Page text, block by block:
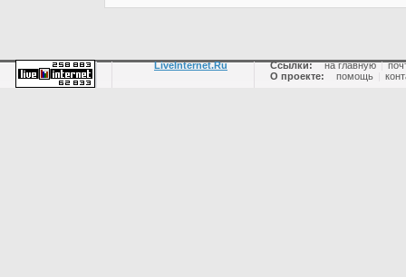
LiveInternet.Ru Ссылки: на главную |
О проекте:
помощь